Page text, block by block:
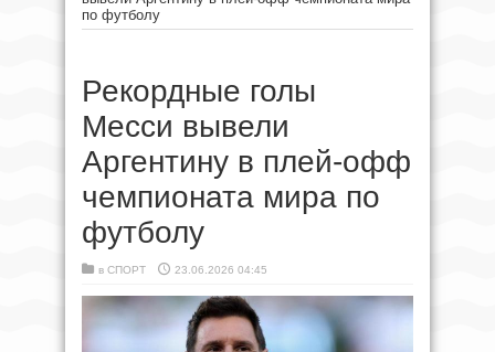
по футболу
Рекордные голы
Месси вывели
Аргентину в плей-офф
чемпионата мира по
футболу
в СПОРТ 23.06.2026 04:45